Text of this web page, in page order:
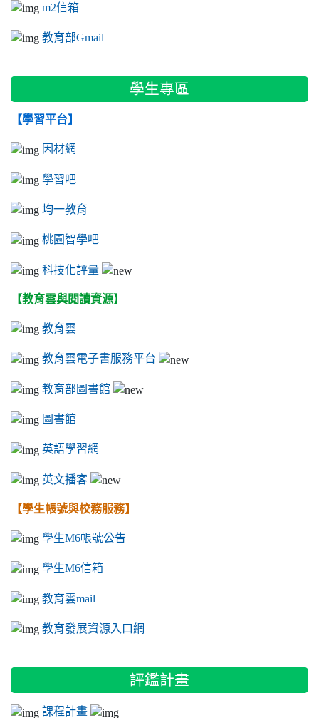
m2信箱
教育部Gmail
學生專區
【學習平台】
因材網
學習吧
均一教育
桃園智學吧
科技化評量
【教育雲與閱讀資源】
教育雲
教育雲電子書服務平台
教育部圖書館
圖書館
英語學習網
英文播客
【學生帳號與校務服務】
學生M6帳號公告
學生M6信箱
教育雲mail
教育發展資源入口網
評鑑計畫
課程計畫